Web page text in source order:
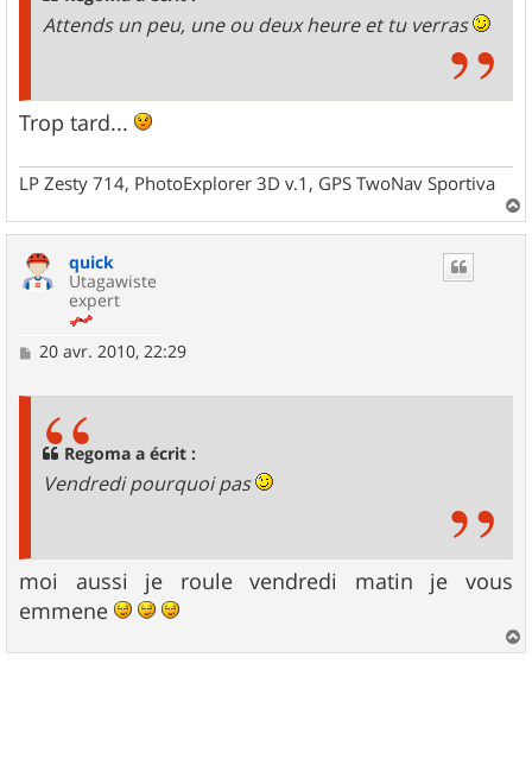
Attends un peu, une ou deux heure et tu verras
Trop tard...
LP Zesty 714, PhotoExplorer 3D v.1, GPS TwoNav Sportiva
a
quick
Utagawiste
expert
M
20 avr. 2010, 22:29
Regoma a écrit :
Vendredi pourquoi pas
moi aussi je roule vendredi matin je vous
emmene
a